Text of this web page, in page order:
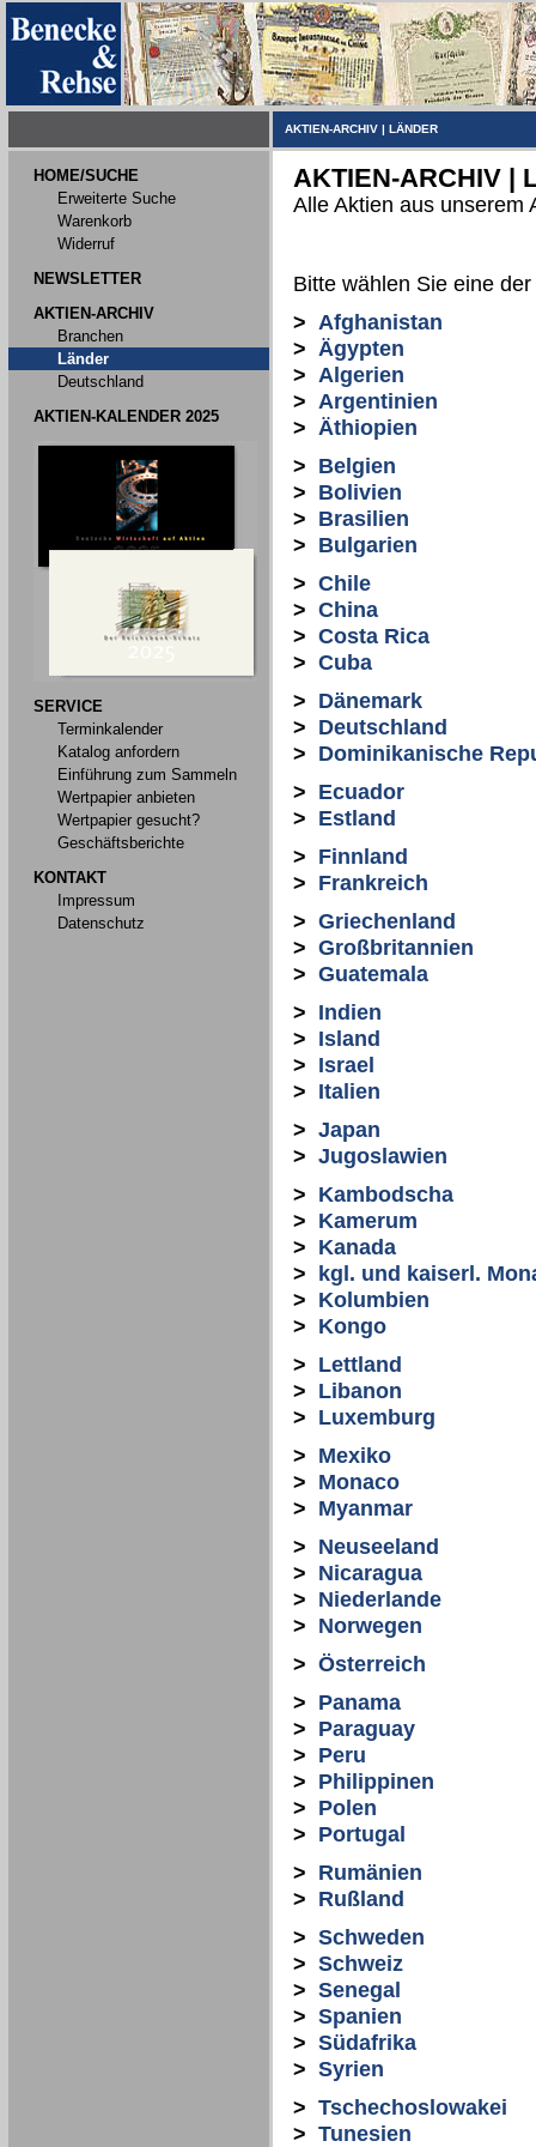
AKTIEN-ARCHIV | LÄNDER
HOME/SUCHE
Erweiterte Suche
Warenkorb
Widerruf
NEWSLETTER
AKTIEN-ARCHIV
Branchen
Länder
Deutschland
AKTIEN-KALENDER 2025
SERVICE
Terminkalender
Katalog anfordern
Einführung zum Sammeln
Wertpapier anbieten
Wertpapier gesucht?
Geschäftsberichte
KONTAKT
Impressum
Datenschutz
AKTIEN-ARCHIV |
Alle Aktien aus unserem
Bitte wählen Sie eine
> Afghanistan
> Ägypten
> Algerien
> Argentinien
> Äthiopien
> Belgien
> Bolivien
> Brasilien
> Bulgarien
> Chile
> China
> Costa Rica
> Cuba
> Dänemark
> Deutschland
> Dominikanische
> Ecuador
> Estland
> Finnland
> Frankreich
> Griechenland
> Großbritannien
> Guatemala
> Indien
> Island
> Israel
> Italien
> Japan
> Jugoslawien
> Kambodscha
> Kamerum
> Kanada
>
kgl. und kaiserl.
> Kolumbien
> Kongo
> Lettland
> Libanon
> Luxemburg
> Mexiko
> Monaco
> Myanmar
> Neuseeland
> Nicaragua
> Niederlande
> Norwegen
> Österreich
> Panama
> Paraguay
> Peru
> Philippinen
> Polen
> Portugal
> Rumänien
> Rußland
> Schweden
> Schweiz
> Senegal
> Spanien
> Südafrika
> Syrien
> Tschechoslowakei
> Tunesien